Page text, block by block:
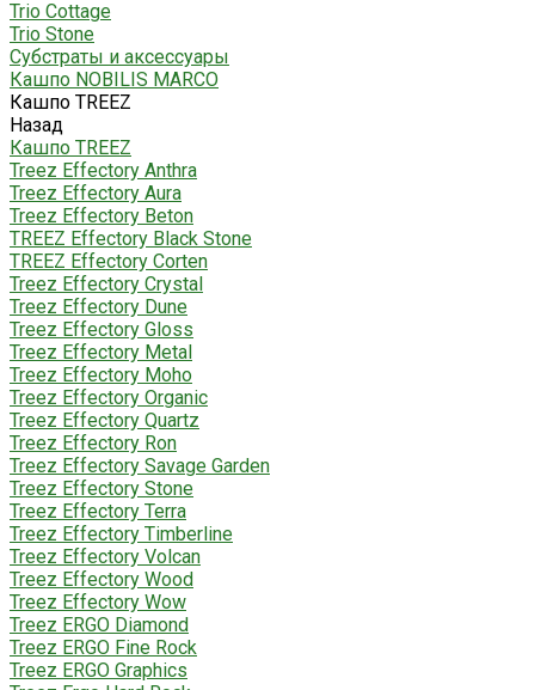
Trio Cottage
Trio Stone
Субстраты и аксессуары
Кашпо NOBILIS MARCO
Кашпо TREEZ
Назад
Кашпо TREEZ
Treez Effectory Anthra
Treez Effectory Aura
Treez Effectory Beton
TREEZ Effectory Black Stone
TREEZ Effectory Corten
Treez Effectory Crystal
Treez Effectory Dune
Treez Effectory Gloss
Treez Effectory Metal
Treez Effectory Moho
Treez Effectory Organic
Treez Effectory Quartz
Treez Effectory Ron
Treez Effectory Savage Garden
Treez Effectory Stone
Treez Effectory Terra
Treez Effectory Timberline
Treez Effectory Volcan
Treez Effectory Wood
Treez Effectory Wow
Treez ERGO Diamond
Treez ERGO Fine Rock
Treez ERGO Graphics